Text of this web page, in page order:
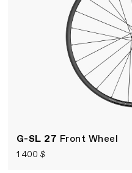
G-SL 27 Front Wheel
1 400 $